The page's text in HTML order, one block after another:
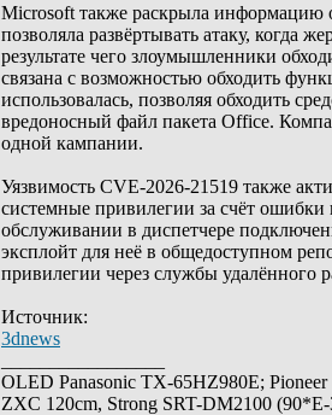
Microsoft также раскрыла информацию
позволяла развёртывать атаку, когда
результате чего злоумышленники
связана с возможностью обходить
использовалась, позволяя обходить
вредоносный файл пакета Office.
одной кампании.
Уязвимость CVE-2026-21519 также
системные привилегии за счёт ошибки
обслуживании в диспетчере
эксплойт для неё в общедоступном
привилегии через службы удалённого
Источник:
3dnews
OLED Panasonic TX-65HZ980E;
ZXC 120cm, Strong SRT-DM2100